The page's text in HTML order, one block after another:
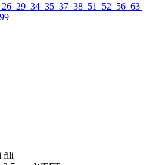
26 29 34 35 37 38 51 52 56 63
99
fili